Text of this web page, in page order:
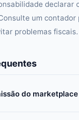
declarar
um
problemas fiscais.
do